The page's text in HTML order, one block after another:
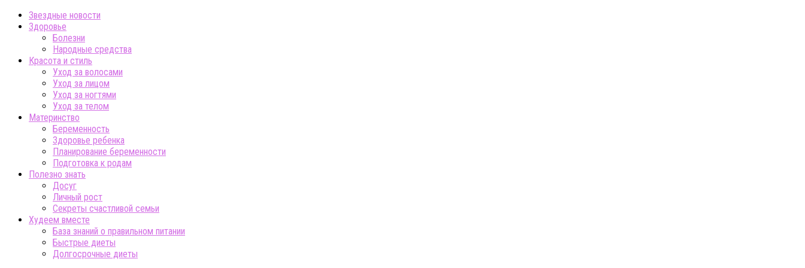
Звездные новости
Здоровье
Болезни
Народные средства
Красота и стиль
Уход за волосами
Уход за лицом
Уход за ногтями
Уход за телом
Материнство
Беременность
Здоровье ребенка
Планирование беременности
Подготовка к родам
Полезно знать
Досуг
Личный рост
Секреты счастливой семьи
Худеем вместе
База знаний о правильном питании
Быстрые диеты
Долгосрочные диеты